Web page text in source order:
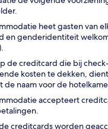
heet gasten van
en genderidentiteit
de creditcard die bij
kosten te dekken,
de naam voor de
accepteert
creditcards worden